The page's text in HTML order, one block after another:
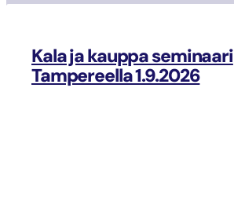
Kala ja kauppa seminaari
Tampereella 1.9.2026